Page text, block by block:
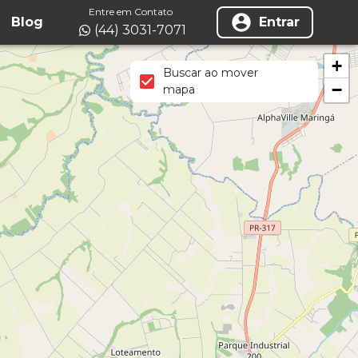
Blog
Entre em Contato
(44) 3031-7071 Entrar
+
−
Buscar ao mover
mapa